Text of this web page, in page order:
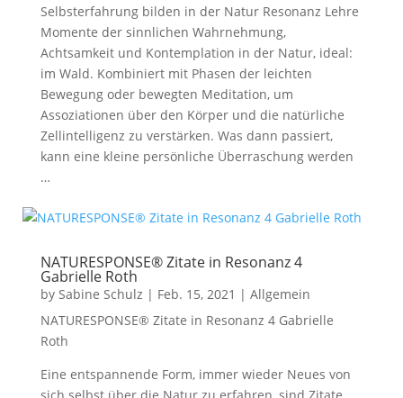
Selbsterfahrung bilden in der Natur Resonanz Lehre
Momente der sinnlichen Wahrnehmung,
Achtsamkeit und Kontemplation in der Natur, ideal:
im Wald. Kombiniert mit Phasen der leichten
Bewegung oder bewegten Meditation, um
Assoziationen über den Körper und die natürliche
Zellintelligenz zu verstärken. Was dann passiert,
kann eine kleine persönliche Überraschung werden
…
NATURESPONSE® Zitate in Resonanz 4
Gabrielle Roth
by Sabine Schulz | Feb. 15, 2021 | Allgemein
NATURESPONSE® Zitate in Resonanz 4 Gabrielle
Roth
Eine entspannende Form, immer wieder Neues von